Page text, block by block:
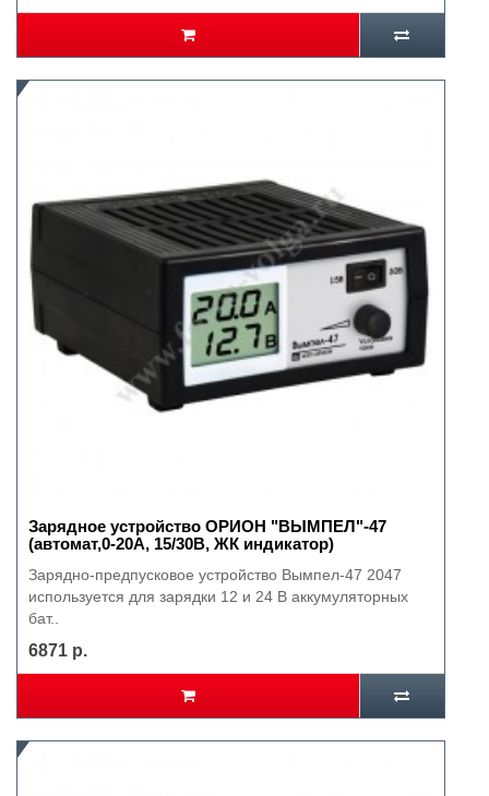
Зарядное устройство ОРИОН "ВЫМПЕЛ"-47
(автомат,0-20А, 15/30В, ЖК индикатор)
Зарядно-предпусковое устройство Вымпел-47 2047
используется для зарядки 12 и 24 В аккумуляторных
бат..
6871 р.